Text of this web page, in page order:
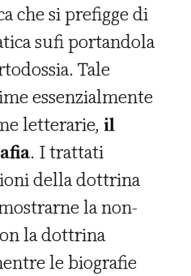
che si prefigge di
sufi portandola
Tale
essenzialmente
letterarie, il
. I trattati
della dottrina
la non-
la dottrina
le biografie